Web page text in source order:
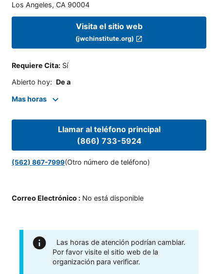
Los Angeles, CA 90004
Visita el sitio web
(jwchinstitute.org)
Requiere Cita: Sí
Abierto hoy: De a
Mas horas
Llamar al teléfono principal
(866) 733-5924
(562) 867-7999(Otro número de teléfono)
Correo Electrónico : No está disponible
Las horas de atención podrían cambiar.
Por favor visite el sitio web de la
organización para verificar.